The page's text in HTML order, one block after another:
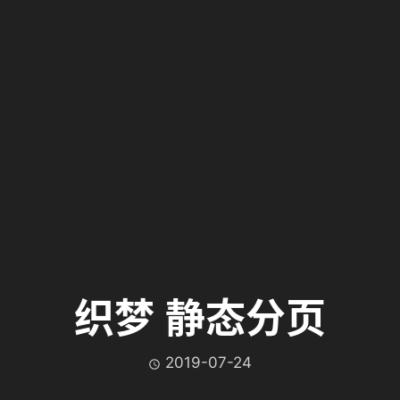
织梦 静态分页
 2019-07-24